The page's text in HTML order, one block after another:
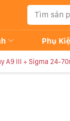
Phụ
A9 III + Sigma 24-